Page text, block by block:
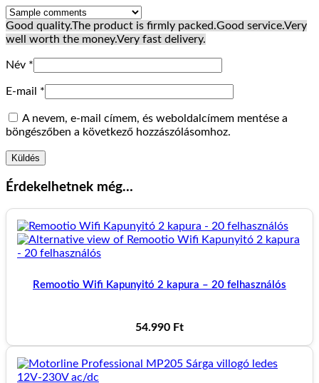
Good quality.The product is firmly packed.Good service.Very
well worth the money.Very fast delivery.
Név *
E-mail *
A nevem, e-mail címem, és weboldalcímem mentése a
böngészőben a következő hozzászólásomhoz.
Érdekelhetnek még…
Remootio Wifi Kapunyitó 2 kapura – 20 felhasználós
54.990 Ft